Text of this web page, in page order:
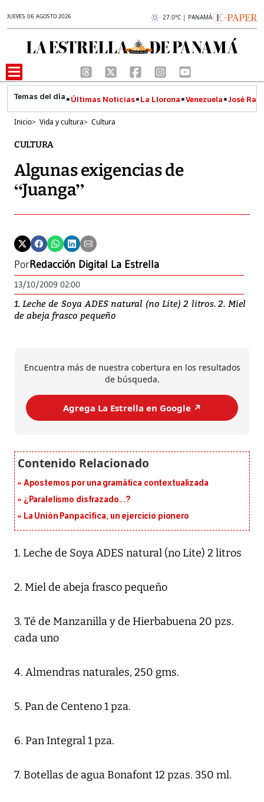
JUEVES 06 AGOSTO 2026 27.0°C | PANAMÁ
Últimas Noticias La Llorona Venezuela José
Inicio> Vida y cultura> Cultura
CULTURA
Algunas exigencias de
“Juanga”
PorRedacción Digital La Estrella
13/10/2009 02:00
1. Leche de Soya ADES natural (no Lite) 2 litros. 2. Miel
de abeja frasco pequeño
Encuentra más de nuestra cobertura en los resultados
de búsqueda.
Agrega La Estrella en Google ↗️
Apostemos por una gramática contextualizada
¿Paralelismo disfrazado...?
La Unión Panpacífica, un ejercicio pionero
1. Leche de Soya ADES natural (no Lite) 2 litros
2. Miel de abeja frasco pequeño
3. Té de Manzanilla y de Hierbabuena 20 pzs.
cada uno
4. Almendras naturales, 250 gms.
5. Pan de Centeno 1 pza.
6. Pan Integral 1 pza.
7. Botellas de agua Bonafont 12 pzas. 350 ml.